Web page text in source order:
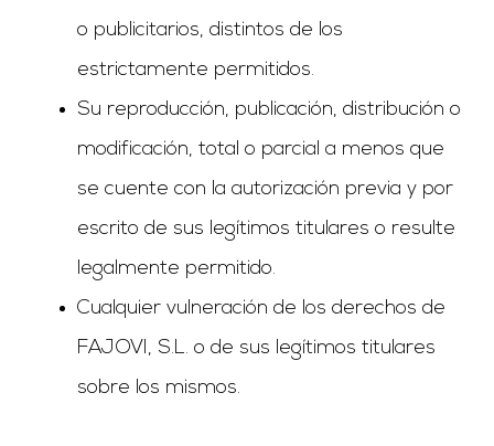
o publicitarios, distintos de los
estrictamente permitidos.
Su reproducción, publicación, distribución o
modificación, total o parcial a menos que
se cuente con la autorización previa y por
escrito de sus legítimos titulares o resulte
legalmente permitido.
Cualquier vulneración de los derechos de
FAJOVI, S.L. o de sus legítimos titulares
sobre los mismos.